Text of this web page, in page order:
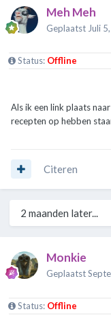
Meh Meh
Geplaatst Juli
Status: Offline
Als ik een link plaats
recepten op hebben
Citeren
2 maanden later...
Monkie
Geplaatst
Status: Offline